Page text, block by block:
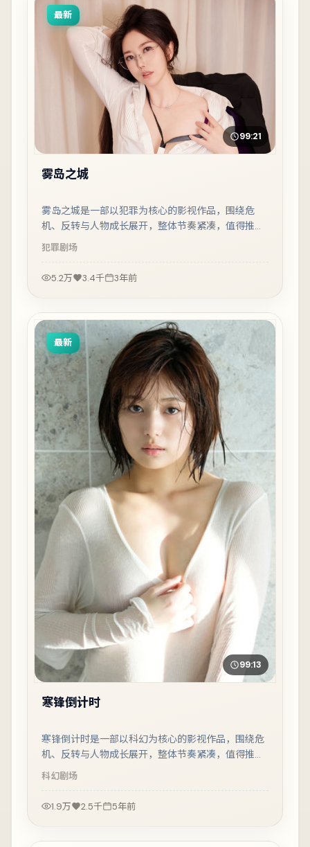
最新
99:21
雾岛之城
雾岛之城是一部以犯罪为核心的影视作品，围绕危
机、反转与人物成长展开，整体节奏紧凑，值得推荐
观看。
犯罪剧场
5.2万 3.4千 3年前
最新
99:13
寒锋倒计时
寒锋倒计时是一部以科幻为核心的影视作品，围绕危
机、反转与人物成长展开，整体节奏紧凑，值得推荐
观看。
科幻剧场
1.9万 2.5千 5年前